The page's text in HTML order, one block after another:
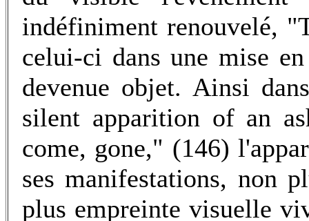
indéfiniment renouvelé,
celui-ci dans une mise
devenue objet. Ainsi
silent apparition of an
come, gone," (146)
ses manifestations, non
plus empreinte visuelle